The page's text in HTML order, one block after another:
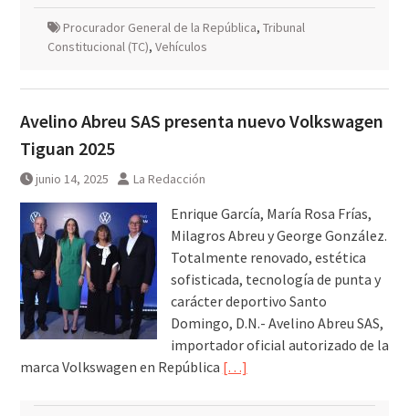
Procurador General de la República, Tribunal
Constitucional (TC), Vehículos
Avelino Abreu SAS presenta nuevo Volkswagen
Tiguan 2025
junio 14, 2025 La Redacción
Enrique García, María Rosa Frías,
Milagros Abreu y George González.
Totalmente renovado, estética
sofisticada, tecnología de punta y
carácter deportivo Santo
Domingo, D.N.- Avelino Abreu SAS,
importador oficial autorizado de la
marca Volkswagen en República […]